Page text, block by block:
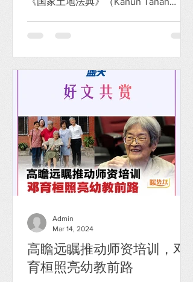
府与县土地局对土地、矿物沙石、森
走廊、轻快铁）的管理权限、审核、申
清表格与收费。熟悉这法...
高瞻远瞩推动师资培训，邓
育桓照亮幼教前路
Admin
Mar 14, 2024